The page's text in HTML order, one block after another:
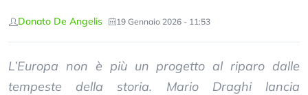
Donato De Angelis 19 Gennaio 2026 - 11:53
L’Europa non è più un progetto al riparo dalle
tempeste della storia. Mario Draghi lancia